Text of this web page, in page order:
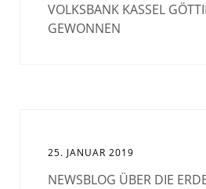
VOLKSBANK KASSEL
GEWONNEN
25. JANUAR 2019
NEWSBLOG ÜBER DIE